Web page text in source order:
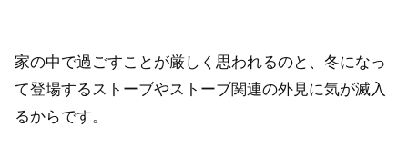
家の中で過ごすことが厳しく思われるのと、冬になっ
て登場するストーブやストーブ関連の外見に気が滅入
るからです。